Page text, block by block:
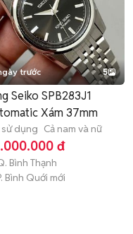
trước 5
Seiko SPB283J1
Xám 37mm
dụng Cả nam và nữ
đ
Bình Thạnh
Bình Quới mới